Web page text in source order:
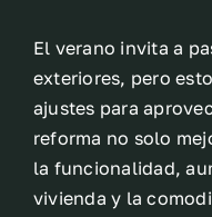
El verano invita a
exteriores, pero
ajustes para
reforma no solo
la funcionalidad,
vivienda y la